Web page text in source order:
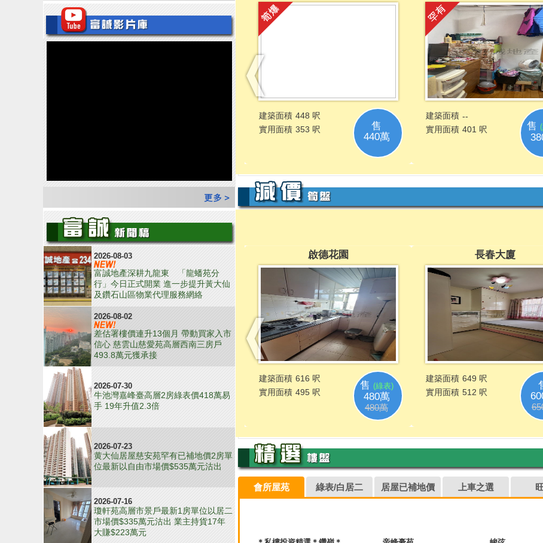
2026-08-03
富誠地產深耕九龍東 「龍蟠苑分
行」今日正式開業 進一步提升黃大仙
及鑽石山區物業代理服務網絡
2026-08-02
差估署樓價連升13個月 帶動買家入市
信心 慈雲山慈愛苑高層西南三房戶
493.8萬元獲承接
2026-07-30
牛池灣嘉峰臺高層2房綠表價418萬易
手 19年升值2.3倍
2026-07-23
黄大仙居屋慈安苑罕有已補地價2房單
位最新以自由市場價$535萬元沽出
2026-07-16
瓊軒苑高層市景戶最新1房單位以居二
市場價$335萬元沽出 業主持貨17年
大賺$223萬元
會所屋苑 綠表/白居二 居屋已補地價 上車之選